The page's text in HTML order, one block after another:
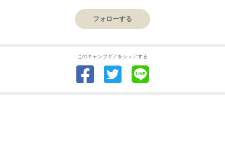
フォローする
このキャンプギアをシェアする